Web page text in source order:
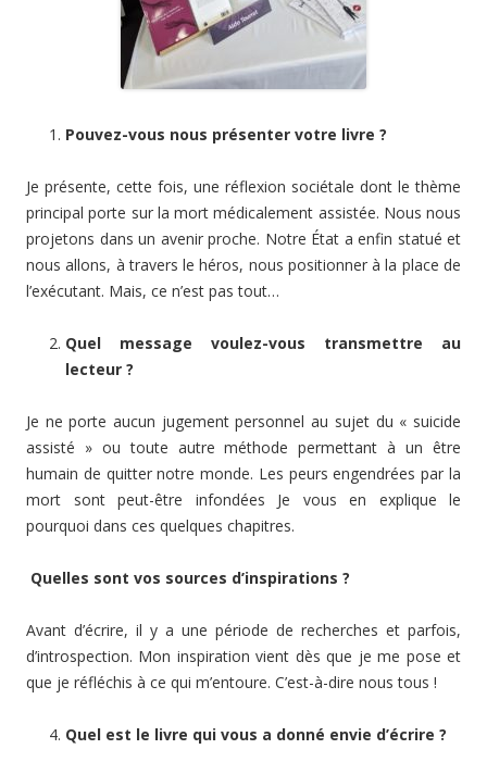
Pouvez-vous nous présenter votre livre ?
Je présente, cette fois, une réflexion sociétale dont le thème
principal porte sur la mort médicalement assistée. Nous nous
projetons dans un avenir proche. Notre État a enfin statué et
nous allons, à travers le héros, nous positionner à la place de
l’exécutant. Mais, ce n’est pas tout…
Quel message voulez-vous transmettre au
lecteur ?
Je ne porte aucun jugement personnel au sujet du « suicide
assisté » ou toute autre méthode permettant à un être
humain de quitter notre monde. Les peurs engendrées par la
mort sont peut-être infondées Je vous en explique le
pourquoi dans ces quelques chapitres.
Quelles sont vos sources d’inspirations ?
Avant d’écrire, il y a une période de recherches et parfois,
d’introspection. Mon inspiration vient dès que je me pose et
que je réfléchis à ce qui m’entoure. C’est-à-dire nous tous !
Quel est le livre qui vous a donné envie d’écrire ?